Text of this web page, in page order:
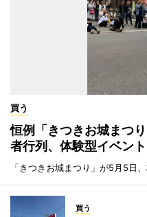
買う
恒例「きつきお城まつ
者行列、体験型イベン
「きつきお城まつり」が5月5日
買う